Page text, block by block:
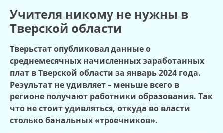
Учителя никому не нужны в
Тверской области
Тверьстат опубликовал данные о
среднемесячных начисленных заработанных
плат в Тверской области за январь 2024 года.
Результат не удивляет – меньше всего в
регионе получают работники образования. Так
что не стоит удивляться, откуда во власти
столькобанальных «троечников».